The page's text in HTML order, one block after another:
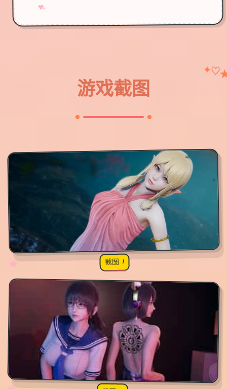
♥
✧
→
游戏截图
✦ ♡
✧♡
★ 截图 1